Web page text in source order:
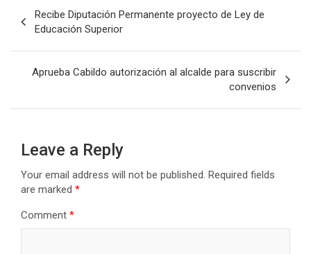
navigation
Recibe Diputación Permanente proyecto de Ley de
Educación Superior
Aprueba Cabildo autorización al alcalde para suscribir
convenios
Leave a Reply
Your email address will not be published. Required fields
are marked *
Comment *